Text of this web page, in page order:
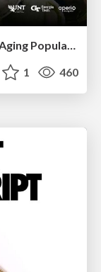
Leveraging Curiosity to Care for An Aging Population
1 460